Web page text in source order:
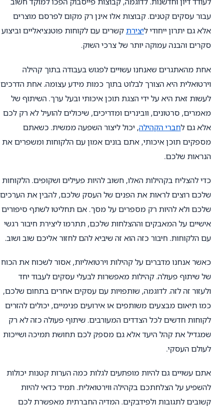
עבור עסקים קטנים. קבוצות אלו אינן רק מקום לפרסם מוצרים
אלא גם יתרון ייחודי ליצירת קשרים עם לקוחות פוטנציאליים וביצוע
סקרים והבנה עמוקה יותר של צרכי השוק.
אחת מהאתגרים שאנחנו עשויים לפגוש בעבודה בתוך קהילה
וירטואלית היא הצורך לבלוט בתוך כמות מידע עצומה. אחת הדרכים
לעשות זאת היא על ידי הצגת תוכן איכותי ובעל ערך. השיתוף של
מאמרים, סרטונים, וובינרים ומדריכים, שיכולים להועיל לא רק לכם
אלא גם לחברי הקהילה, יכול ליצור השפעה ממשית. כשאתם
מספקים תוכן איכותי, אתם בונים אמון עם הלקוחות ומשפרים את
הנראות שלכם.
כדי להצליח בקהילות האלו, חשוב להיות פעילים ושקופים. הלקוחות
שלכם רוצים לראות את הפנים של העסק שלכם, להבין את הערכים
שלכם ולא להיות רק מספרים על מסך. אם תחליטו לשתף סיפורים
אישיים על המאבקים וההצלחות שלכם, תתרמו ליצירת חיבור רגשי
עם הלקוחות. חיבור כזה הוא זה שיביא להם לחזור אליכם שוב ושוב.
כאשר אנחנו מדברים על קהילות וירטואליות, אסור לשכוח את הכוח
של שיתוף פעולה. קהילות מאפשרות לבעלי עסקים לעבוד יחד
ולעזור זה לזה. לדוגמה, שותפויות עם עסקים אחרים בתחום שלכם,
כמו תיאום מבצעים משותפים או אירועים פנימיים, יכולים להזרים
לקוחות חדשים לכל הצדדים המעורבים. שיתוף פעולה כזה לא רק
שמגדיל את קהל היעד אלא גם מספק לכם תחושת תמיכה ושייכות
לעולם העסקי.
אתם עשויים גם להיות מופתעים לגלות כמה הערות קטנות יכולות
להשפיע על הצלחתכם בקהילה ווירטואלית. תמיד כדאי להיות
קשובים לתגובות ולפידבקים. המדיה החברתית מאפשרת לכם